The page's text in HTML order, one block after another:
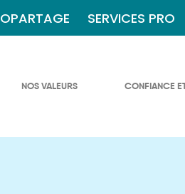
SERVICES PRO
NOS VALEURS CONFIANCE